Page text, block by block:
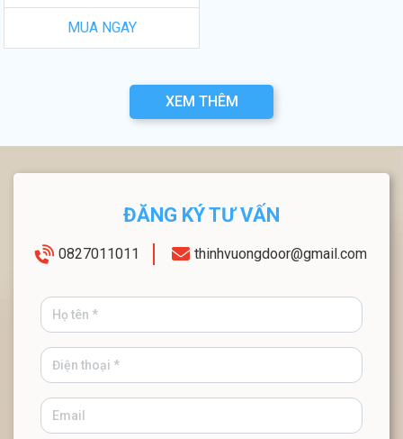
MUA NGAY
XEM THÊM
ĐĂNG KÝ TƯ VẤN
0827011011 thinhvuongdoor@gmail.com